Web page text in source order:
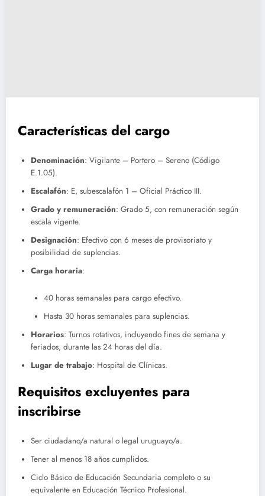
Características del cargo
Denominación: Vigilante – Portero – Sereno (Código
E.1.05).
Escalafón: E, subescalafón 1 – Oficial Práctico III.
Grado y remuneración: Grado 5, con remuneración según
escala vigente.
Designación: Efectivo con 6 meses de provisoriato y
posibilidad de suplencias.
Carga horaria:
40 horas semanales para cargo efectivo.
Hasta 30 horas semanales para suplencias.
Horarios: Turnos rotativos, incluyendo fines de semana y
feriados, durante las 24 horas del día.
Lugar de trabajo: Hospital de Clínicas.
Requisitos excluyentes para
inscribirse
Ser ciudadano/a natural o legal uruguayo/a.
Tener al menos 18 años cumplidos.
Ciclo Básico de Educación Secundaria completo o su
equivalente en Educación Técnico Profesional.